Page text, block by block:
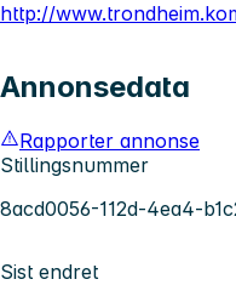
http://
Annonsedata
Rapporter annonse
Stillingsnummer
8acd0056-112d-4ea4-
Sist endret